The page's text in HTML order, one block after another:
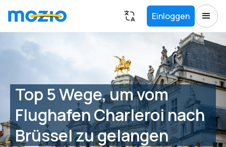
Einloggen
Top 5 Wege, um vom
Flughafen Charleroi nach
Brüssel zu gelangen